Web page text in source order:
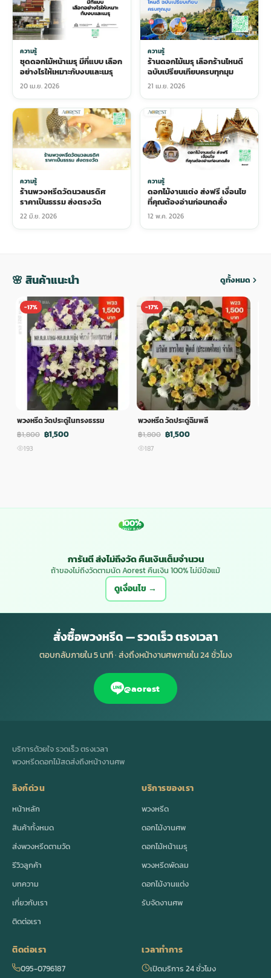
ความรู้
ชุดดอกไม้หน้าเมรุ มีกี่แบบ เลือก
อย่างไรให้เหมาะกับงบและเมรุ
20 เม.ย. 2026
ความรู้
ร้านดอกไม้เมรุ เลือกร้านไหนดี
ฉบับเปรียบเทียบครบทุกมุม
21 เม.ย. 2026
ความรู้
ร้านพวงหรีดวัดนวลนรดิศ
ราคาเป็นธรรม ส่งตรงวัด
22 มิ.ย. 2026
ความรู้
ดอกไม้งานแต่ง ส่งฟรี เงื่อนไข
ที่คุณต้องอ่านก่อนกดสั่ง
12 พ.ค. 2026
🌸 สินค้าแนะนำ ดูทั้งหมด
-17%
พวงหรีด วัดประดู่ในทรงธรรม
฿1,800 ฿1,500
193
-17%
พวงหรีด วัดประดู่ฉิมพลี
฿1,800 ฿1,500
187
100%
MONEY BACK
การันตี ส่งไม่ถึงวัด คืนเงินเต็มจำนวน
ถ้าของไม่ถึงวัดตามนัด Aorest คืนเงิน 100% ไม่มีข้อแม้
ดูเงื่อนไข →
สั่งซื้อพวงหรีด — รวดเร็ว ตรงเวลา
ตอบกลับภายใน 5 นาที · ส่งถึงหน้างานศพภายใน 24 ชั่วโมง
@aorest
บริการด้วยใจ รวดเร็ว ตรงเวลา
พวงหรีดดอกไม้สดส่งถึงหน้างานศพ
ลิงก์ด่วน
หน้าหลัก
สินค้าทั้งหมด
ส่งพวงหรีดตามวัด
รีวิวลูกค้า
บทความ
เกี่ยวกับเรา
ติดต่อเรา
บริการของเรา
พวงหรีด
ดอกไม้งานศพ
ดอกไม้หน้าเมรุ
พวงหรีดพัดลม
ดอกไม้งานแต่ง
รับจัดงานศพ
ติดต่อเรา
095-0796187
เวลาทำการ
เปิดบริการ 24 ชั่วโมง